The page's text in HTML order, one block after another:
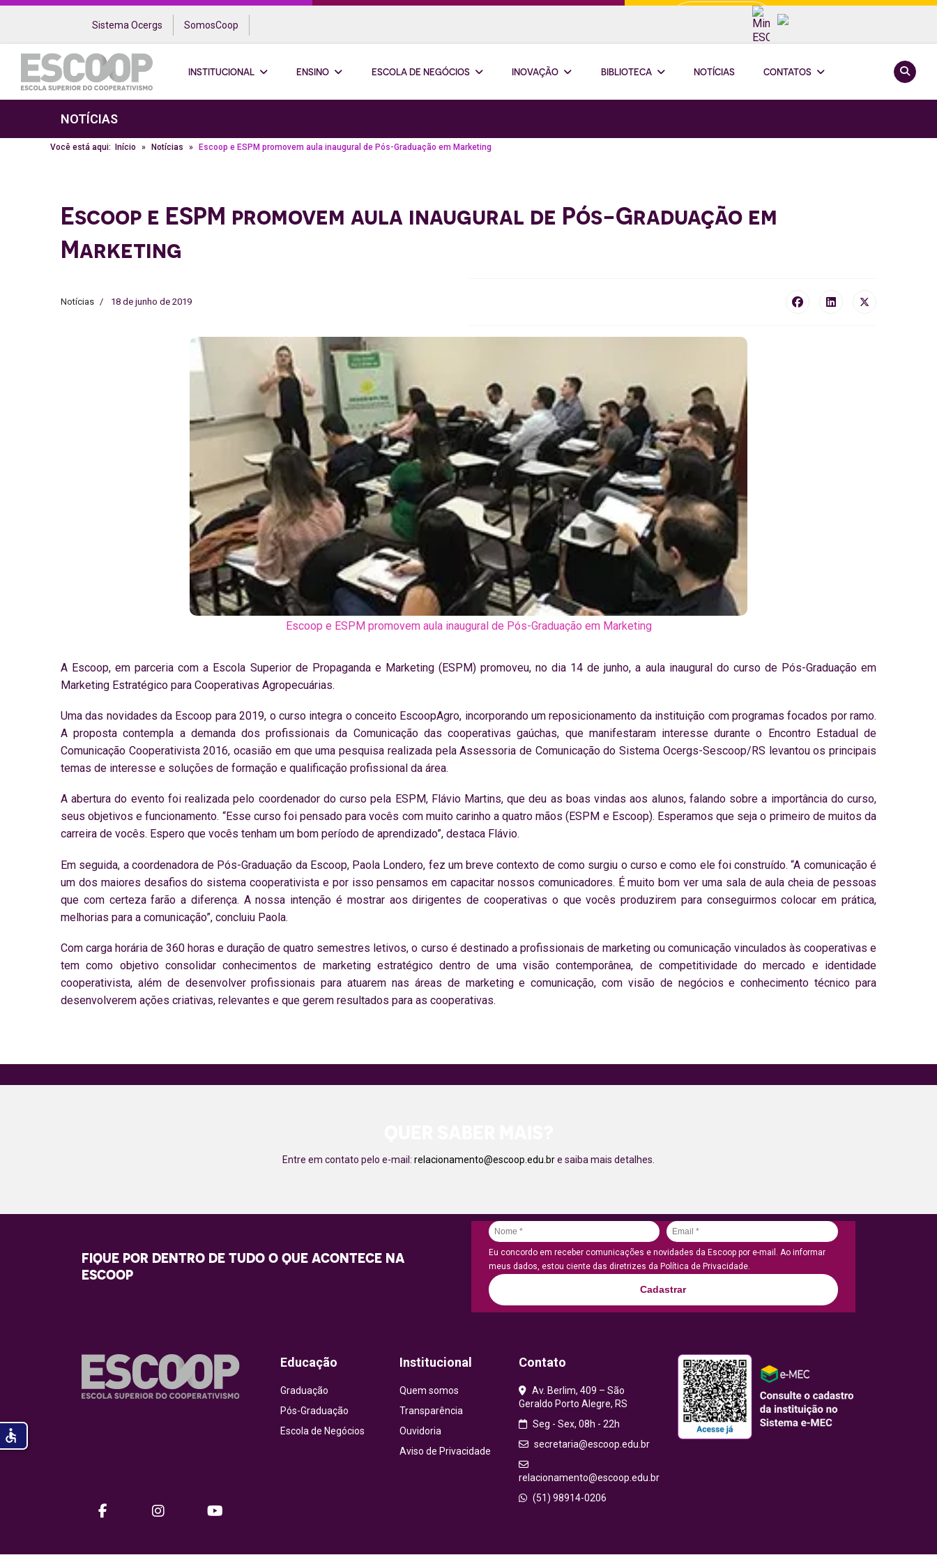
Sistema Ocergs SomosCoop
INSTITUCIONAL ENSINO ESCOLA DE NEGÓCIOS INOVAÇÃO BIBLIOTECA NOTÍCIAS CONTATOS
NOTÍCIAS
Você está aqui: Início Notícias Escoop e ESPM promovem aula inaugural de Pós-Graduação em Marketing
Escoop e ESPM promovem aula inaugural de Pós-Graduação em
Marketing
Notícias 18 de junho de 2019
Escoop e ESPM promovem aula inaugural de Pós-Graduação em Marketing
A Escoop, em parceria com a Escola Superior de Propaganda e Marketing (ESPM) promoveu, no dia 14 de junho, a aula inaugural do curso de Pós-Graduação em
Marketing Estratégico para Cooperativas Agropecuárias.
Uma das novidades da Escoop para 2019, o curso integra o conceito EscoopAgro, incorporando um reposicionamento da instituição com programas focados por ramo.
A proposta contempla a demanda dos profissionais da Comunicação das cooperativas gaúchas, que manifestaram interesse durante o Encontro Estadual de
Comunicação Cooperativista 2016, ocasião em que uma pesquisa realizada pela Assessoria de Comunicação do Sistema Ocergs-Sescoop/RS levantou os principais
temas de interesse e soluções de formação e qualificação profissional da área.
A abertura do evento foi realizada pelo coordenador do curso pela ESPM, Flávio Martins, que deu as boas vindas aos alunos, falando sobre a importância do curso,
seus objetivos e funcionamento. “Esse curso foi pensado para vocês com muito carinho a quatro mãos (ESPM e Escoop). Esperamos que seja o primeiro de muitos da
carreira de vocês. Espero que vocês tenham um bom período de aprendizado”, destaca Flávio.
Em seguida, a coordenadora de Pós-Graduação da Escoop, Paola Londero, fez um breve contexto de como surgiu o curso e como ele foi construído. “A comunicação é
um dos maiores desafios do sistema cooperativista e por isso pensamos em capacitar nossos comunicadores. É muito bom ver uma sala de aula cheia de pessoas
que com certeza farão a diferença. A nossa intenção é mostrar aos dirigentes de cooperativas o que vocês produzirem para conseguirmos colocar em prática,
melhorias para a comunicação”, concluiu Paola.
Com carga horária de 360 horas e duração de quatro semestres letivos, o curso é destinado a profissionais de marketing ou comunicação vinculados às cooperativas e
tem como objetivo consolidar conhecimentos de marketing estratégico dentro de uma visão contemporânea, de competitividade do mercado e identidade
cooperativista, além de desenvolver profissionais para atuarem nas áreas de marketing e comunicação, com visão de negócios e conhecimento técnico para
desenvolverem ações criativas, relevantes e que gerem resultados para as cooperativas.
Entre em contato pelo e-mail: relacionamento@escoop.edu.bre saiba mais detalhes.
FIQUE POR DENTRO DE TUDO O QUE ACONTECE NA
ESCOOP
Eu concordo em receber comunicações e novidades da Escoop por e-mail. Ao informar
meus dados, estou ciente das diretrizes da Política de Privacidade.
Cadastrar
facebookinstagram
Educação
Graduação
Pós-Graduação
Escola de Negócios
Institucional
Quem somos
Transparência
Ouvidoria
Aviso de Privacidade
Contato
Av. Berlim, 409 – São
Geraldo Porto Alegre, RS
Seg - Sex, 08h - 22h
secretaria@escoop.edu.br
relacionamento@escoop.edu.br
(51) 98914-0206
accessible